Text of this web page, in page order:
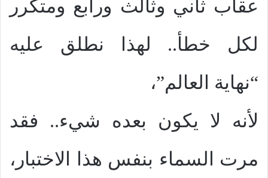
عقاب ثاني وثالث ورابع ومتكرر
لكل خطأ.. لهذا نطلق عليه
“نهاية العالم”،
لأنه لا يكون بعده شيء.. فقد
مرت السماء بنفس هذا الاختبار،